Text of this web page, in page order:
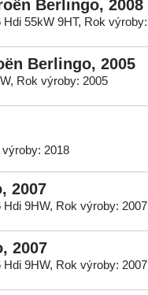
Berlingo, 2008
55kW 9HT, Rok výroby:
Berlingo, 2005
Rok výroby: 2005
2018
2007
9HW, Rok výroby: 2007
2007
9HW, Rok výroby: 2007